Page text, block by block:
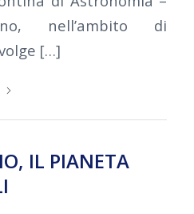
nell’ambito di
[…]
IL PIANETA